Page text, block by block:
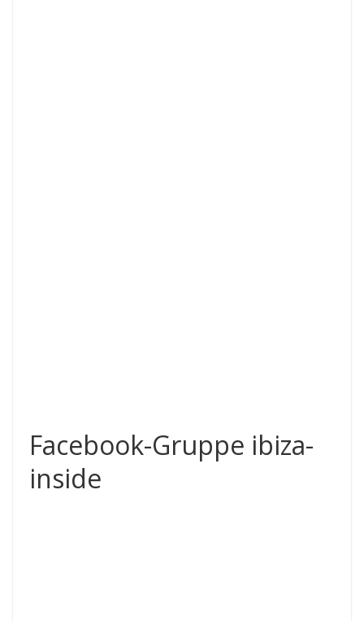
Facebook-Gruppe ibiza-
inside